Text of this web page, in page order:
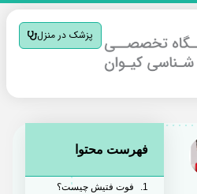
پزشک در منزل
فهرست محتوا
فوت فتیش چیست؟